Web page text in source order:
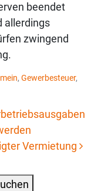
beendet
allerdings
zwingend
, Gewerbesteuer,
Vermietung